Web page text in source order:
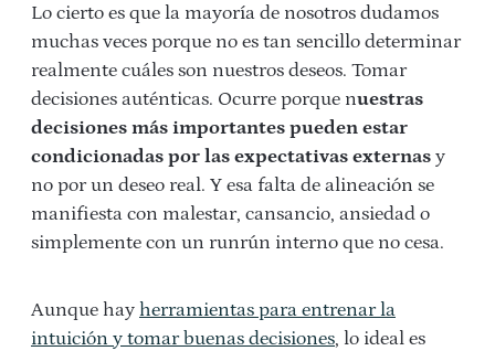
Lo cierto es que la mayoría de nosotros dudamos
muchas veces porque no es tan sencillo determinar
realmente cuáles son nuestros deseos. Tomar
decisiones auténticas. Ocurre porque nuestras
decisiones más importantes pueden estar
condicionadas por las expectativas externas y
no por un deseo real. Y esa falta de alineación se
manifiesta con malestar, cansancio, ansiedad o
simplemente con un runrún interno que no cesa.
Aunque hay herramientas para entrenar la
intuición y tomar buenas decisiones, lo ideal es